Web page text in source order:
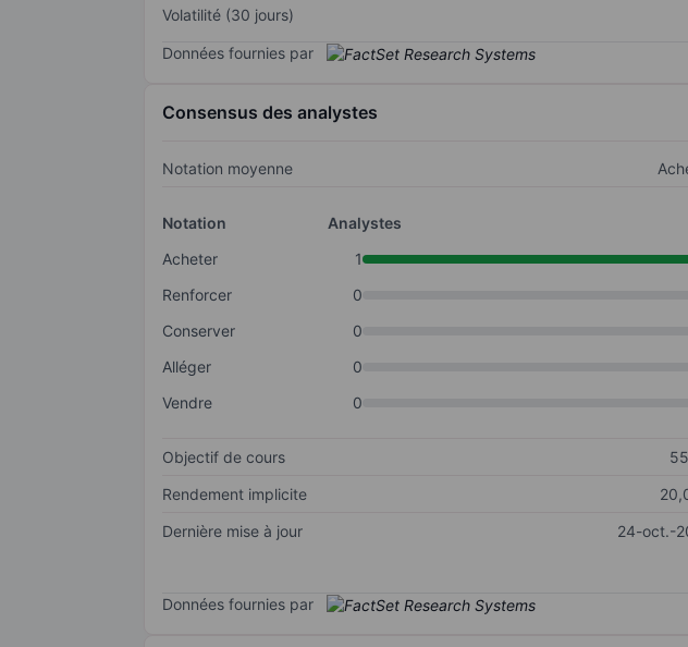
Volatilité (30 jours)
Données fournies par
Consensus des analystes
Notation moyenne
Notation
Analystes
Acheter
1
Renforcer
0
Conserver
0
Alléger
0
Vendre
0
Objectif de cours
Rendement implicite
Dernière mise à jour
24-oct.-
Données fournies par